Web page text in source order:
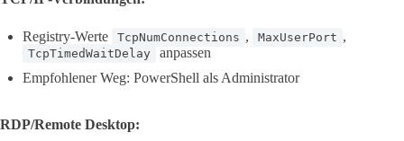
Registry-Werte TcpNumConnections , MaxUserPort ,
TcpTimedWaitDelay
anpassen
Empfohlener Weg: PowerShell als Administrator
RDP/Remote Desktop: